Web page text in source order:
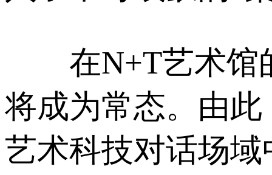
在N+T艺术馆的
将成为常态。由
艺术科技对话场